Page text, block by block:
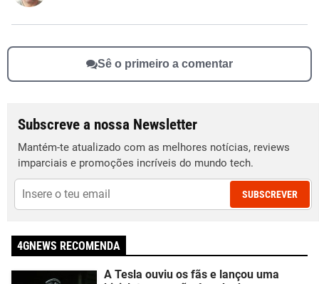
Outro
Sê o primeiro a comentar
Subscreve a nossa Newsletter
Mantém-te atualizado com as melhores notícias, reviews
imparciais e promoções incríveis do mundo tech.
SUBSCREVER
4GNEWS RECOMENDA
A Tesla ouviu os fãs e lançou uma